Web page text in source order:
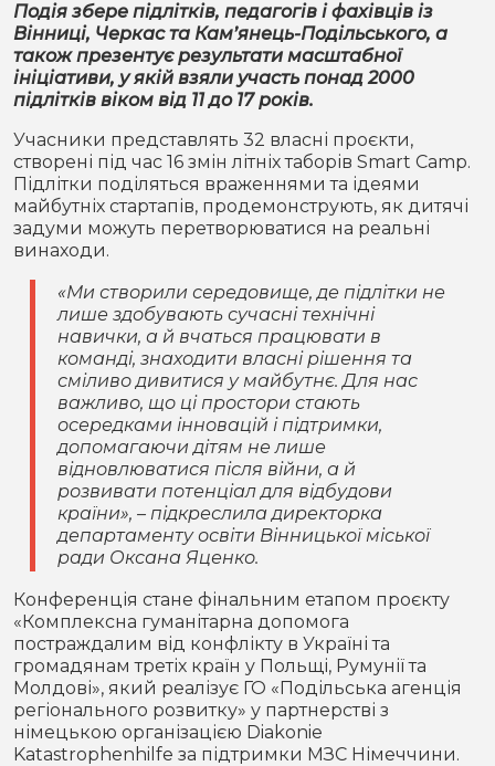
Конфлікти
Партнери
Спорт
Спорт
Футбол
Контакти
Підписатись на нас у Telegram
Подія збере підлітків, педагогів і фахівців із
Вінниці, Черкас та Кам’янець-Подільського, а
також презентує результати масштабної
ініціативи, у якій взяли участь понад 2000
підлітків віком від 11 до 17 років.
Учасники представлять 32 власні проєкти,
створені під час 16 змін літніх таборів Smart Camp.
Підлітки поділяться враженнями та ідеями
майбутніх стартапів, продемонструють, як дитячі
задуми можуть перетворюватися на реальні
винаходи.
«Ми створили середовище, де підлітки не
лише здобувають сучасні технічні
навички, а й вчаться працювати в
команді, знаходити власні рішення та
сміливо дивитися у майбутнє. Для нас
важливо, що ці простори стають
осередками інновацій і підтримки,
допомагаючи дітям не лише
відновлюватися після війни, а й
розвивати потенціал для відбудови
країни», – підкреслила директорка
департаменту освіти Вінницької міської
ради Оксана Яценко.
Конференція стане фінальним етапом проєкту
«Комплексна гуманітарна допомога
постраждалим від конфлікту в Україні та
громадянам третіх країн у Польщі, Румунії та
Молдові», який реалізує ГО «Подільська агенція
регіонального розвитку» у партнерстві з
німецькою організацією Diakonie
Katastrophenhilfe за підтримки МЗС Німеччини.